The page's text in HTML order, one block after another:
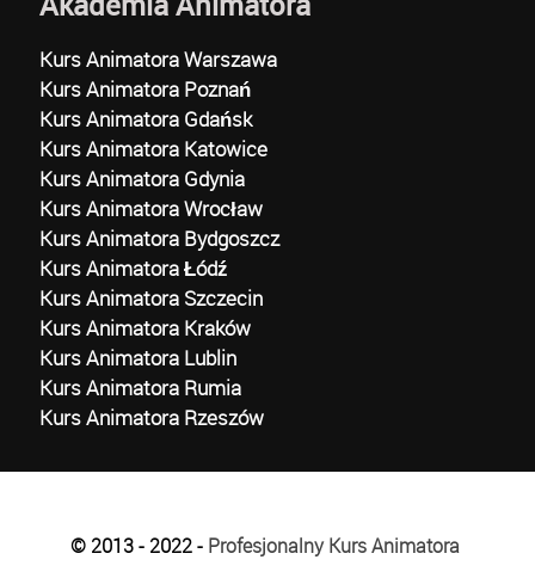
Kurs Animatora Warszawa
Kurs Animatora Poznań
Kurs Animatora Gdańsk
Kurs Animatora Katowice
Kurs Animatora Gdynia
Kurs Animatora Wrocław
Kurs Animatora Bydgoszcz
Kurs Animatora Łódź
Kurs Animatora Szczecin
Kurs Animatora Kraków
Kurs Animatora Lublin
Kurs Animatora Rumia
Kurs Animatora Rzeszów
© 2013 - 2022 - Profesjonalny Kurs Animatora